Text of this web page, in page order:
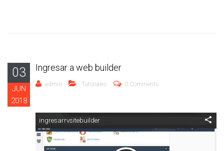
03
JUN
2018
Ingresar a web builder
admin Tutoriales 0 Comments
ingresarrvsitebuilder